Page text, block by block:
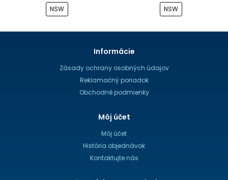
NSW NSW
Informácie
Zásady ochrany osobných údajov
Reklamačný poriadok
Obchodné podmienky
Môj účet
Môj účet
História objednávok
Kontaktujte nás